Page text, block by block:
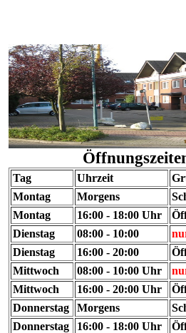
Tag Uhrzeit
Montag
Morgens
Montag
16:00 - 18:00 Uhr
Dienstag
08:00 - 10:00
Dienstag
16:00 - 20:00
Mittwoch
08:00 - 10:00 Uhr
Mittwoch
16:00 - 20:00 Uhr
Donnerstag
Morgens
Donnerstag
16:00 - 18:00 Uhr